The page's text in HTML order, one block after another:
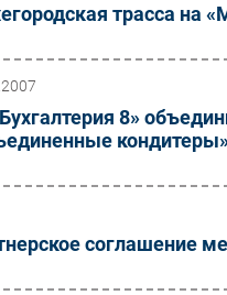
трасса на
8»
соглашение